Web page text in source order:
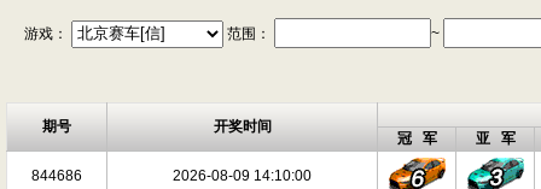
游戏： 范围： ~
期号 开奖时间
冠 军 亚 军
844686 2026-08-09 14:10:00